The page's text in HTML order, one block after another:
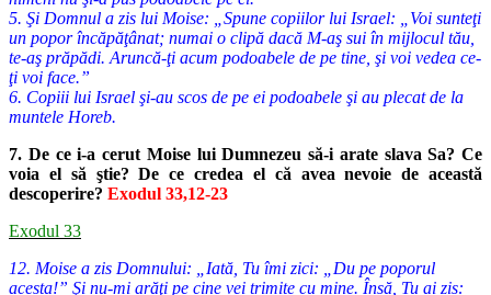
5. Şi Domnul a zis lui Moise: „Spune copiilor lui Israel: „Voi sunteţi
un popor încăpăţânat; numai o clipă dacă M-aş sui în mijlocul tău,
te-aş prăpădi. Aruncă-ţi acum podoabele de pe tine, şi voi vedea ce-
ţi voi face.”
6. Copiii lui Israel şi-au scos de pe ei podoabele şi au plecat de la
muntele Horeb.
7. De ce i-a cerut Moise lui Dumnezeu să-i arate slava Sa? Ce
voia el să ştie? De ce credea el că avea nevoie de această
descoperire? Exodul 33,12-23
Exodul 33
12. Moise a zis Domnului: „Iată, Tu îmi zici: „Du pe poporul
acesta!” Şi nu-mi arăţi pe cine vei trimite cu mine. Însă, Tu ai zis: